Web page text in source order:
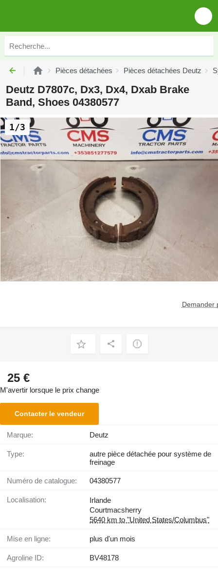
Pièces détachées Pièces détachées Deutz
Deutz D7807c, Dx3, Dx4, Dxab Brake
Band, Shoes 04380577
Demander
1/3
25 €
M'avertir lorsque le prix change
Contacter le vendeur
Marque: Deutz
Type:
autre pièce détachée pour système de
freinage
Numéro de catalogue: 04380577
Localisation:
Irlande
Courtmacsherry
5640 km to "United States/Columbus"
Mise en ligne: plus d'un mois
Agroline ID: BV48178